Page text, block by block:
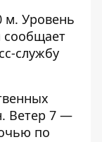
м. Уровень
службу
Ветер 7 —
по